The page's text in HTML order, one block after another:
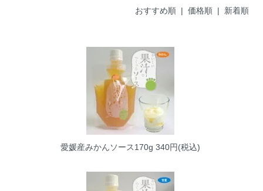
おすすめ順 | 価格順| 新着順
愛媛産みかんソース170g 340円(税込)